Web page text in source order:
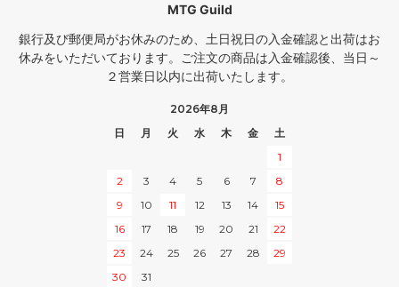
MTG Guild
銀行及び郵便局がお休みのため、土日祝日の入金確認と出荷はお
休みをいただいております。ご注文の商品は入金確認後、当日～
２営業日以内に出荷いたします。
2026年8月
日
月 火 水 木 金
土
1
2
3 4 5 6 7
8
9
10 11 12 13 14
15
16
17 18 19 20 21
22
23
24 25 26 27 28
29
30
31